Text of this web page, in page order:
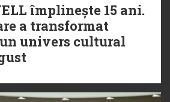
împlinește 15 ani.
a transformat
univers cultural